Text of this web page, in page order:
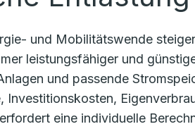
und Mobilitätswende
leistungsfähiger und
und passende
Investitionskosten,
eine individuelle